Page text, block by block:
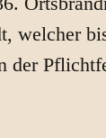
welcher
der